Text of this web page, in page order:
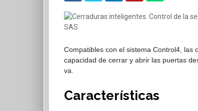
Compatibles con el sistema Control4, las
capacidad de cerrar y abrir las puertas
va.
Características